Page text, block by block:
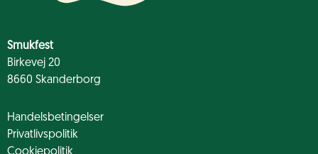
Smukfest
Birkevej 20
8660 Skanderborg
Handelsbetingelser
Privatlivspolitik
Cookiepolitik